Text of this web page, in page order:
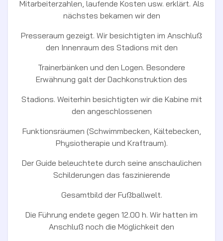
Mitarbeiterzahlen, laufende Kosten usw. erklärt. Als
nächstes bekamen wir den
Presseraum gezeigt. Wir besichtigten im Anschluß
den Innenraum des Stadions mit den
Trainerbänken und den Logen. Besondere
Erwähnung galt der Dachkonstruktion des
Stadions. Weiterhin besichtigten wir die Kabine mit
den angeschlossenen
Funktionsräumen (Schwimmbecken, Kältebecken,
Physiotherapie und Kraftraum).
Der Guide beleuchtete durch seine anschaulichen
Schilderungen das faszinierende
Gesamtbild der Fußballwelt.
Die Führung endete gegen 12.00 h. Wir hatten im
Anschluß noch die Möglichkeit den